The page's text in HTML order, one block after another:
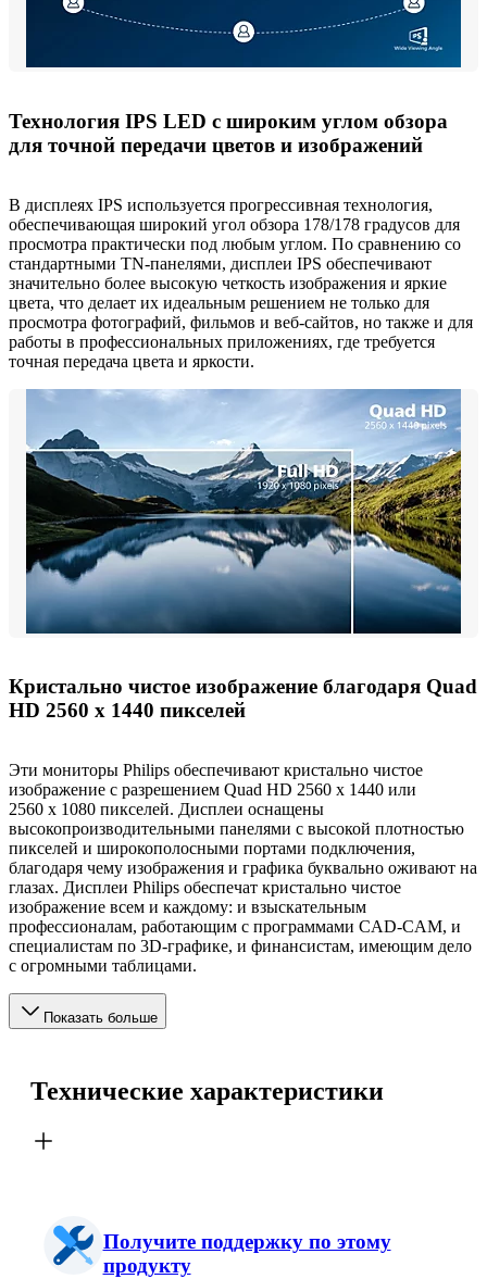
Технология IPS LED с широким углом обзора
для точной передачи цветов и изображений
В дисплеях IPS используется прогрессивная технология,
обеспечивающая широкий угол обзора 178/178 градусов для
просмотра практически под любым углом. По сравнению со
стандартными TN-панелями, дисплеи IPS обеспечивают
значительно более высокую четкость изображения и яркие
цвета, что делает их идеальным решением не только для
просмотра фотографий, фильмов и веб-сайтов, но также и для
работы в профессиональных приложениях, где требуется
точная передача цвета и яркости.
Кристально чистое изображение благодаря Quad
HD 2560 x 1440 пикселей
Эти мониторы Philips обеспечивают кристально чистое
изображение с разрешением Quad HD 2560 x 1440 или
2560 x 1080 пикселей. Дисплеи оснащены
высокопроизводительными панелями с высокой плотностью
пикселей и широкополосными портами подключения,
благодаря чему изображения и графика буквально оживают на
глазах. Дисплеи Philips обеспечат кристально чистое
изображение всем и каждому: и взыскательным
профессионалам, работающим с программами CAD-CAM, и
специалистам по 3D-графике, и финансистам, имеющим дело
с огромными таблицами.
Показать больше
Технические характеристики
Получите поддержку по этому
продукту